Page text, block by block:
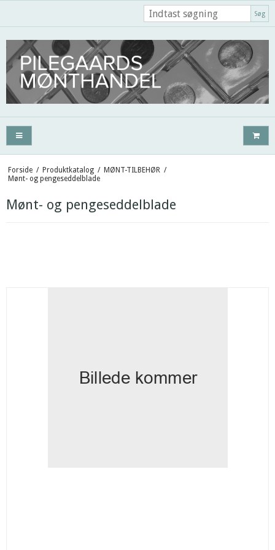
Søg
Forside / Produktkatalog / MØNT-TILBEHØR /
Mønt- og pengeseddelblade
Mønt- og pengeseddelblade